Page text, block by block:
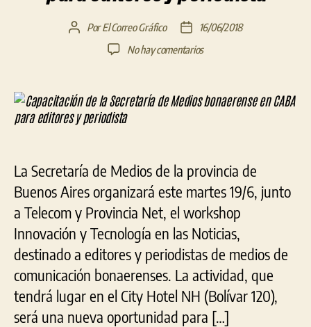
AutorPorEl Correo Gráfico
Fecha
de
16/06/2018
No hay comentariosen
la
Secretaría
en
CABA
para
editores
y
periodista
La Secretaría de Medios de la provincia de
Buenos Aires organizará este martes 19/6, junto
a Telecom y Provincia Net, el workshop
Innovación y Tecnología en las Noticias,
destinado a editores y periodistas de medios de
comunicación bonaerenses. La actividad, que
tendrá lugar en el City Hotel NH (Bolívar 120),
será una nueva oportunidad para […]